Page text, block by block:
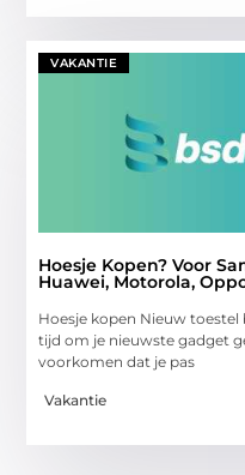
VAKANTIE
Hoesje Kopen? Voor
Huawei, Motorola,
Hoesje kopen Nieuw
tijd om je nieuwste gadget
voorkomen dat je pas
Vakantie